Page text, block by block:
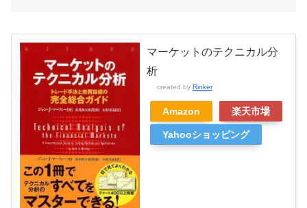
マーケットのテクニカル分
析
created by Rinker
Amazon 楽天市場
Yahooショッピング